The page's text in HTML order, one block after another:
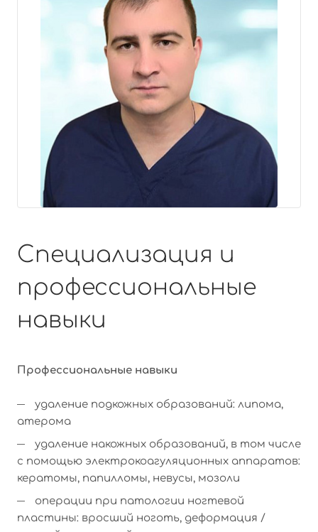
Специализация и
профессиональные
навыки
Профессиональные навыки
удаление подкожных образований: липома,
атерома
удаление накожных образований, в том числе
с помощью электрокоагуляционных аппаратов:
кератомы, папилломы, невусы, мозоли
операции при патологии ногтевой
пластины: вросший ноготь, деформация /